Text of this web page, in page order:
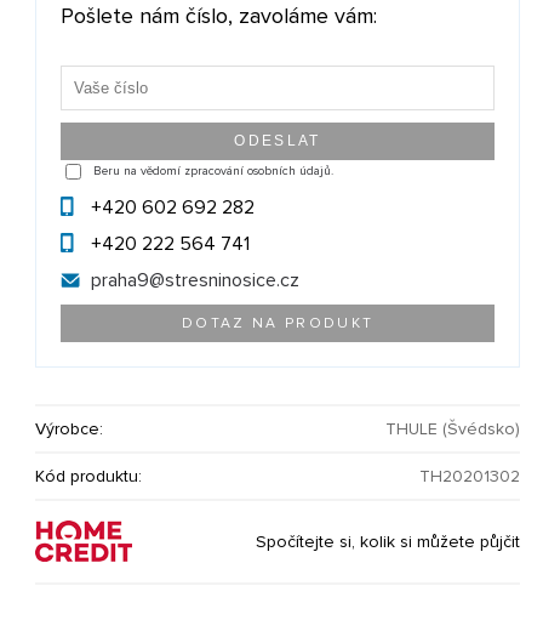
Pošlete nám číslo, zavoláme vám:
Beru na vědomí zpracování osobních údajů.
+420 602 692 282
+420 222 564 741
praha9@stresninosice.cz
DOTAZ NA PRODUKT
Výrobce: THULE (Švédsko)
Kód produktu: TH20201302
Spočítejte si, kolik si můžete půjčit